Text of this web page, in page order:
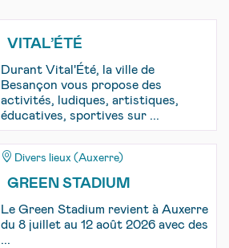
VITAL’ÉTÉ
Durant Vital'Été, la ville de
Besançon vous propose des
activités, ludiques, artistiques,
éducatives, sportives sur ...
Divers lieux (Auxerre)
GREEN STADIUM
Le Green Stadium revient à Auxerre
du 8 juillet au 12 août 2026 avec des
...